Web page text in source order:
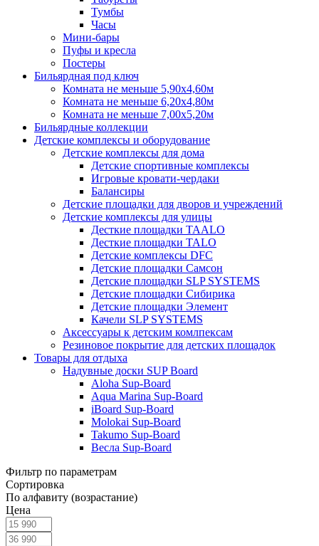
Тумбы
Часы
Мини-бары
Пуфы и кресла
Постеры
Бильярдная под ключ
Комната не меньше 5,90х4,60м
Комната не меньше 6,20х4,80м
Комната не меньше 7,00х5,20м
Бильярдные коллекции
Детские комплексы и оборудование
Детские комплексы для дома
Детские спортивные комплексы
Игровые кровати-чердаки
Балансиры
Детские площадки для дворов и учреждений
Детские комплексы для улицы
Десткие площадки TAALO
Десткие площадки TALO
Детские комплексы DFC
Детские площадки Самсон
Детские площадки SLP SYSTEMS
Детские площадки Сибирика
Детские площадки Элемент
Качели SLP SYSTEMS
Аксессуары к детским комлпексам
Резиновое покрытие для детских площадок
Товары для отдыха
Надувные доски SUP Board
Aloha Sup-Board
Aqua Marina Sup-Board
iBoard Sup-Board
Molokai Sup-Board
Takumo Sup-Board
Весла Sup-Board
Фильтр по параметрам
Сортировка
По алфавиту (возрастание)
Цена